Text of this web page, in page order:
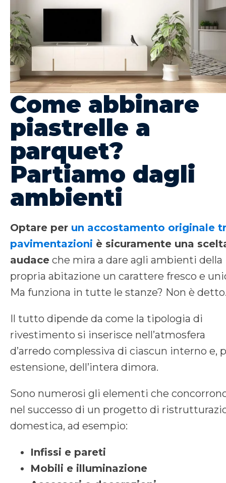
Come abbinare
piastrelle a
parquet?
Partiamo dagli
ambienti
Optare per un accostamento originale
pavimentazioni è sicuramente una
audace che mira a dare agli ambienti della
propria abitazione un carattere fresco e
Ma funziona in tutte le stanze? Non è
Il tutto dipende da come la tipologia di
rivestimento si inserisce nell’atmosfera
d’arredo complessiva di ciascun interno e,
estensione, dell’intera dimora.
Sono numerosi gli elementi che
nel successo di un progetto di
domestica, ad esempio:
Infissi e pareti
Mobili e illuminazione